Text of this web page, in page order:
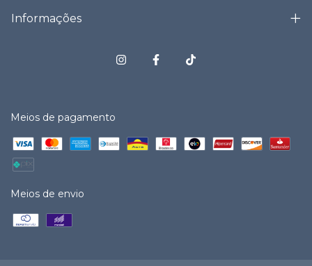
Informações
Meios de pagamento
Meios de envio